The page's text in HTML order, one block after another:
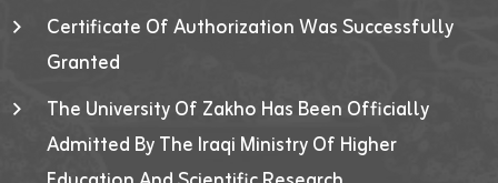
Certificate Of Authorization Was Successfully
Granted
The University Of Zakho Has Been Officially
Admitted By The Iraqi Ministry Of Higher